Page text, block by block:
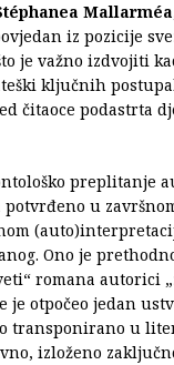
Mallarméa
iz pozicije
je važno izdvojiti
ključnih
čitaoce podastrta
preplitanje
u
Ono je
romana autorici
je otpočeo jedan
transponirano u
izloženo